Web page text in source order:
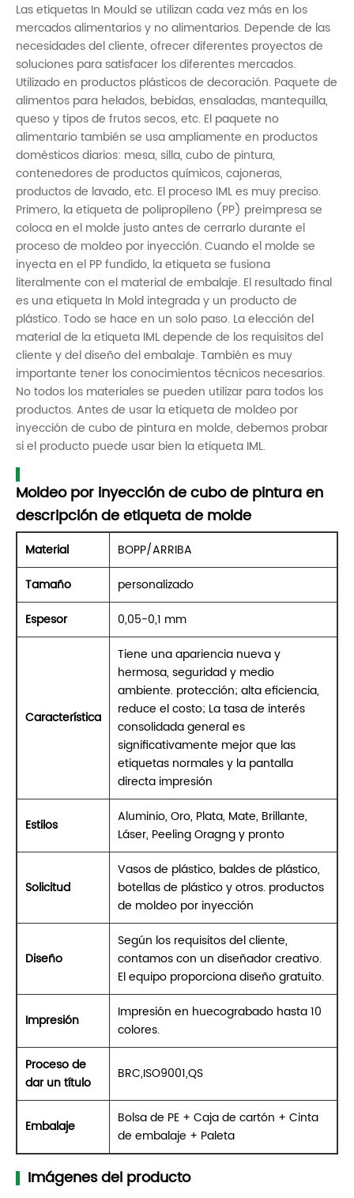
Las etiquetas In Mould se utilizan cada vez más en los
mercados alimentarios y no alimentarios. Depende de las
necesidades del cliente, ofrecer diferentes proyectos de
soluciones para satisfacer los diferentes mercados.
Utilizado en productos plásticos de decoración. Paquete de
alimentos para helados, bebidas, ensaladas, mantequilla,
queso y tipos de frutos secos, etc. El paquete no
alimentario también se usa ampliamente en productos
domésticos diarios: mesa, silla, cubo de pintura,
contenedores de productos químicos, cajoneras,
productos de lavado, etc. El proceso IML es muy preciso.
Primero, la etiqueta de polipropileno (PP) preimpresa se
coloca en el molde justo antes de cerrarlo durante el
proceso de moldeo por inyección. Cuando el molde se
inyecta en el PP fundido, la etiqueta se fusiona
literalmente con el material de embalaje. El resultado final
es una etiqueta In Mold integrada y un producto de
plástico. Todo se hace en un solo paso. La elección del
material de la etiqueta IML depende de los requisitos del
cliente y del diseño del embalaje. También es muy
importante tener los conocimientos técnicos necesarios.
No todos los materiales se pueden utilizar para todos los
productos. Antes de usar la etiqueta de moldeo por
inyección de cubo de pintura en molde, debemos probar
si el producto puede usar bien la etiqueta IML.
Moldeo por inyección de cubo de pintura en
descripción de etiqueta de molde
Material
BOPP/ARRIBA
Tamaño
personalizado
Espesor
0,05-0,1 mm
Característica
Tiene una apariencia nueva y
hermosa, seguridad y medio
ambiente. protección; alta eficiencia,
reduce el costo; La tasa de interés
consolidada general es
significativamente mejor que las
etiquetas normales y la pantalla
directa impresión
Estilos
Aluminio, Oro, Plata, Mate, Brillante,
Láser, Peeling Oragng y pronto
Solicitud
Vasos de plástico, baldes de plástico,
botellas de plástico y otros. productos
de moldeo por inyección
Diseño
Según los requisitos del cliente,
contamos con un diseñador creativo.
El equipo proporciona diseño gratuito.
Impresión
Impresión en huecograbado hasta 10
colores.
Proceso de
dar un título
BRC,ISO9001,QS
Embalaje
Bolsa de PE + Caja de cartón + Cinta
de embalaje + Paleta
Imágenes del producto